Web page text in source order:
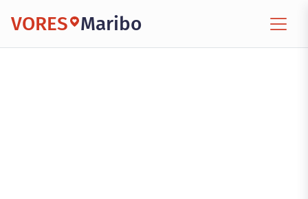
VORES Maribo